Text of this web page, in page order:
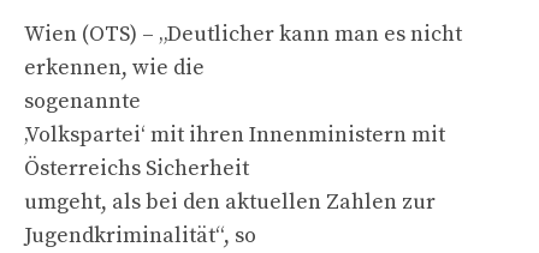
Wien (OTS) – „Deutlicher kann man es nicht
erkennen, wie die
sogenannte
‚Volkspartei‘ mit ihren Innenministern mit
Österreichs Sicherheit
umgeht, als bei den aktuellen Zahlen zur
Jugendkriminalität“, so